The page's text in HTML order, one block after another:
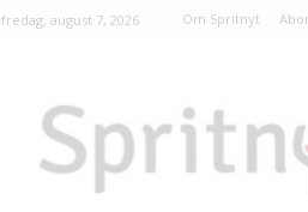
fredag, august 7, 2026 Om Spritnyt